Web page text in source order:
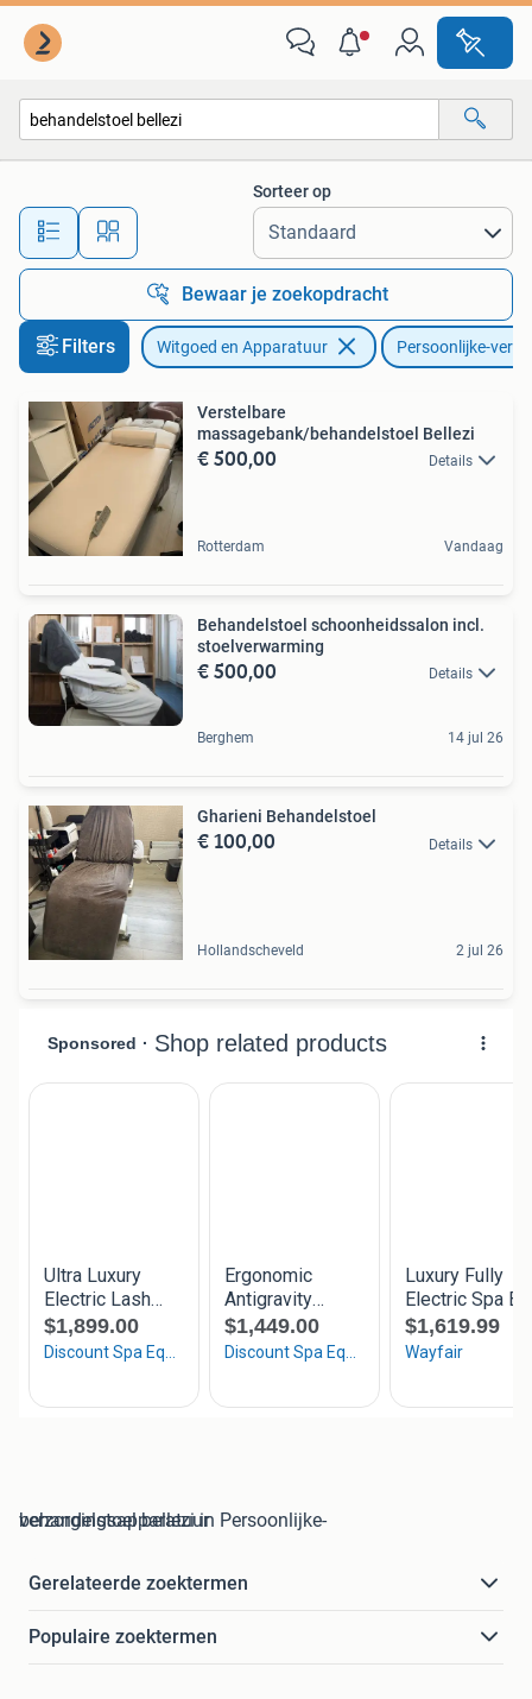
Alle afstanden…
Sorteer op
Bewaar je zoekopdracht
Filters Witgoed en Apparatuur Persoonlijke-
Verstelbare
massagebank/behandelstoel Bellezi
€ 500,00 Details
Rotterdam Vandaag
Behandelstoel schoonheidssalon incl.
stoelverwarming
€ 500,00 Details
Berghem 14 jul 26
Gharieni Behandelstoel
€ 100,00 Details
Hollandscheveld 2 jul 26
behandelstoel bellezi in Persoonlijke-verzorgingsapparatuur
Gerelateerde zoektermen
Populaire zoektermen